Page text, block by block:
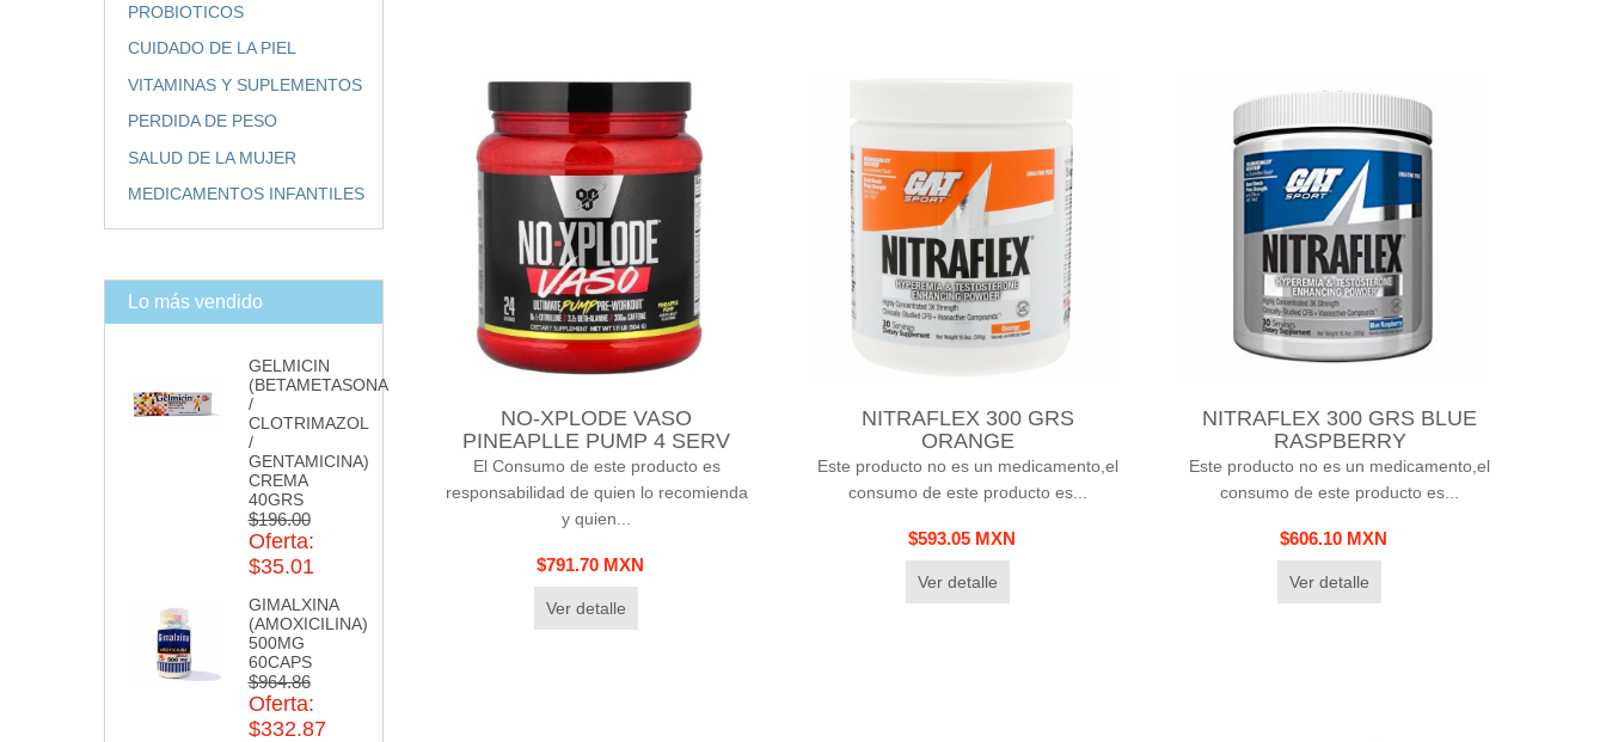
PROBIOTICOS
CUIDADO DE LA PIEL
VITAMINAS Y SUPLEMENTOS
PERDIDA DE PESO
SALUD DE LA MUJER
MEDICAMENTOS INFANTILES
Lo más vendido
GELMICIN
(BETAMETASONA
/
CLOTRIMAZOL
/
GENTAMICINA)
CREMA
40GRS
$196.00
Oferta:
$35.01
GIMALXINA
(AMOXICILINA)
500MG
60CAPS
$964.86
Oferta:
$332.87
NO-XPLODE VASO
PINEAPLLE PUMP 4 SERV
El Consumo de este producto es
responsabilidad de quien lo recomienda
y quien...
$791.70 MXN
Ver detalle
NITRAFLEX 300 GRS
ORANGE
Este producto no es un medicamento,el
consumo de este producto es...
$593.05 MXN
Ver detalle
NITRAFLEX 300 GRS BLUE
RASPBERRY
Este producto no es un medicamento,el
consumo de este producto es...
$606.10 MXN
Ver detalle